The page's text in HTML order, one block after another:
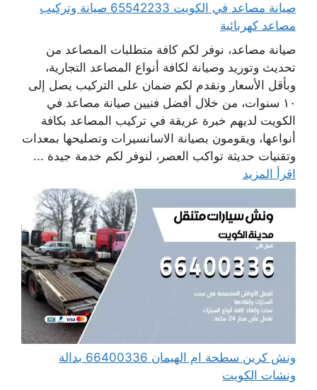
صيانة مصاعد في الكويت 65542233 صيانة وتركيب
مصاعد كهربائية
صيانة مصاعد، نوفر لكم كافة متطلبات المصاعد من
تحديث وتوريد وصيانة لكافة أنواع المصاعد التجارية،
وبأقل الأسعار ونقدم لكم ضمان على التركيب يصل إلى
١٠ سنوات، من خلال أفضل فنيين صيانة مصاعد في
الكويت لديهم خبرة عريقة في تركيب المصاعد بكافة
أنواعها، ويقومون بصيانة الاسانسيرات وتصليحها بمعدات
وتقنيات حديثة تواكب العصر، لنوفر لكم خدمة جيدة ...
اقرأ المزيد
ونش كرين سطحة ام الهيمان 66400336 بدالة
ونشات الكويت